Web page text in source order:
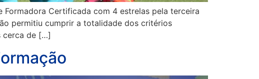
Certificada com 4 estrelas pela terceira
permitiu cumprir a totalidade dos critérios
cerca de […]